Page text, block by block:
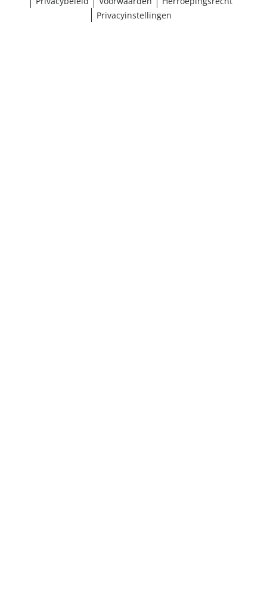
Privacyinstellingen